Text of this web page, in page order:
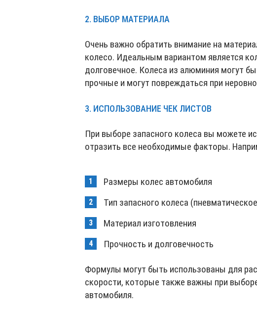
2. ВЫБОР МАТЕРИАЛА
Очень важно обратить внимание на
колесо. Идеальным вариантом является
долговечное. Колеса из алюминия могут
прочные и могут повреждаться при
3. ИСПОЛЬЗОВАНИЕ ЧЕК ЛИСТОВ
При выборе запасного колеса вы можете
отразить все необходимые факторы.
Размеры колес автомобиля
Тип запасного колеса
Материал изготовления
Прочность и долговечность
Формулы могут быть использованы для
скорости, которые также важны при
автомобиля.